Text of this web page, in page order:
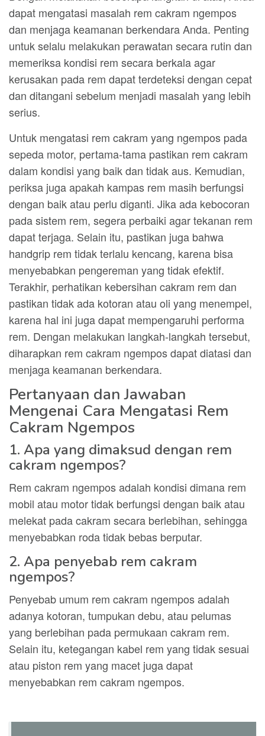
dapat mengatasi masalah rem cakram ngempos
dan menjaga keamanan berkendara Anda. Penting
untuk selalu melakukan perawatan secara rutin dan
memeriksa kondisi rem secara berkala agar
kerusakan pada rem dapat terdeteksi dengan cepat
dan ditangani sebelum menjadi masalah yang lebih
serius.
Untuk mengatasi rem cakram yang ngempos pada
sepeda motor, pertama-tama pastikan rem cakram
dalam kondisi yang baik dan tidak aus. Kemudian,
periksa juga apakah kampas rem masih berfungsi
dengan baik atau perlu diganti. Jika ada kebocoran
pada sistem rem, segera perbaiki agar tekanan rem
dapat terjaga. Selain itu, pastikan juga bahwa
handgrip rem tidak terlalu kencang, karena bisa
menyebabkan pengereman yang tidak efektif.
Terakhir, perhatikan kebersihan cakram rem dan
pastikan tidak ada kotoran atau oli yang menempel,
karena hal ini juga dapat mempengaruhi performa
rem. Dengan melakukan langkah-langkah tersebut,
diharapkan rem cakram ngempos dapat diatasi dan
menjaga keamanan berkendara.
Pertanyaan dan Jawaban
Mengenai Cara Mengatasi Rem
Cakram Ngempos
1. Apa yang dimaksud dengan rem
cakram ngempos?
Rem cakram ngempos adalah kondisi dimana rem
mobil atau motor tidak berfungsi dengan baik atau
melekat pada cakram secara berlebihan, sehingga
menyebabkan roda tidak bebas berputar.
2. Apa penyebab rem cakram
ngempos?
Penyebab umum rem cakram ngempos adalah
adanya kotoran, tumpukan debu, atau pelumas
yang berlebihan pada permukaan cakram rem.
Selain itu, ketegangan kabel rem yang tidak sesuai
atau piston rem yang macet juga dapat
menyebabkan rem cakram ngempos.